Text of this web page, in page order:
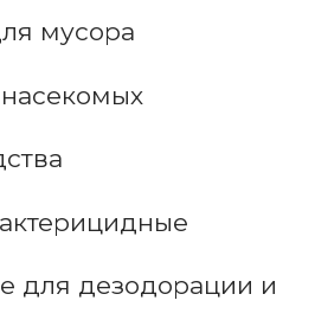
мусора
для дезодорации и